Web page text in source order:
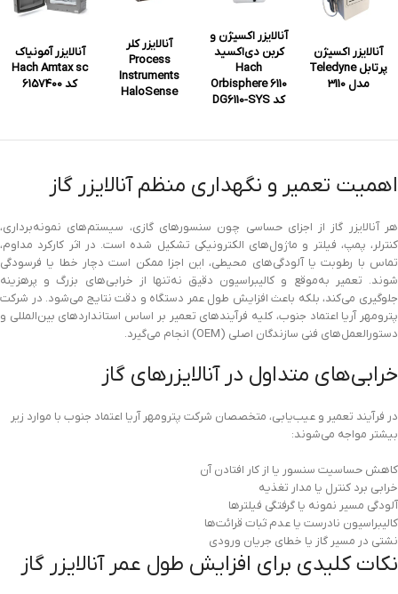
آنالایزر اکسیژن
پرتابل Teledyne
مدل 3110
آنالایزر اکسیژن و
کربن دی‌اکسید
Hach
Orbisphere 6110
کد DG6110-SYS
آنالایزر کلر
Process
Instruments
HaloSense
آنالایزر آمونیاک
Hach Amtax sc
کد 6157400
اهمیت تعمیر و نگهداری منظم آنالایزر گاز
هر آنالایزر گاز از اجزای حساسی چون سنسورهای گازی، سیستم‌های نمونه‌برداری،
کنترلر، پمپ، فیلتر و ماژول‌های الکترونیکی تشکیل شده است. در اثر کارکرد مداوم،
تماس با رطوبت یا آلودگی‌های محیطی، این اجزا ممکن است دچار خطا یا فرسودگی
شوند. تعمیر به‌موقع و کالیبراسیون دقیق نه‌تنها از خرابی‌های بزرگ و پرهزینه
جلوگیری می‌کند، بلکه باعث افزایش طول عمر دستگاه و دقت نتایج می‌شود. در شرکت
پترومهر آریا اعتماد جنوب، کلیه فرآیندهای تعمیر بر اساس استانداردهای بین‌المللی و
دستورالعمل‌های فنی سازندگان اصلی (OEM) انجام می‌گیرد.
خرابی‌های متداول در آنالایزر‌های گاز
در فرآیند تعمیر و عیب‌یابی، متخصصان شرکت پترومهر آریا اعتماد جنوب با موارد زیر
بیشتر مواجه می‌شوند:
کاهش حساسیت سنسور یا از کار افتادن آن
خرابی برد کنترل یا مدار تغذیه
آلودگی مسیر نمونه یا گرفتگی فیلترها
کالیبراسیون نادرست یا عدم ثبات قرائت‌ها
نشتی در مسیر گاز یا خطای جریان ورودی
نکات کلیدی برای افزایش طول عمر آنالایزر گاز